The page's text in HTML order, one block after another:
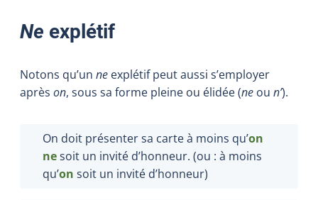
Ne explétif
Notons qu’un ne explétif peut aussi s’employer
après on, sous sa forme pleine ou élidée (ne ou n’).
On doit présenter sa carte à moins qu’on
nesoit un invité d’honneur. (ou : à moins
qu’on soit un invité d’honneur)